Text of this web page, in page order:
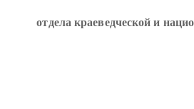
отдела краеведческой и